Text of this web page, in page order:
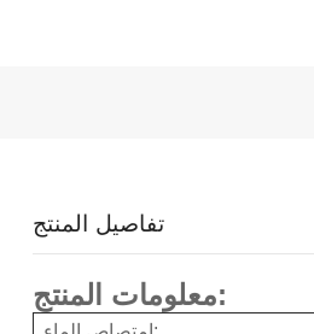
تفاصيل المنتج
معلومات المنتج: